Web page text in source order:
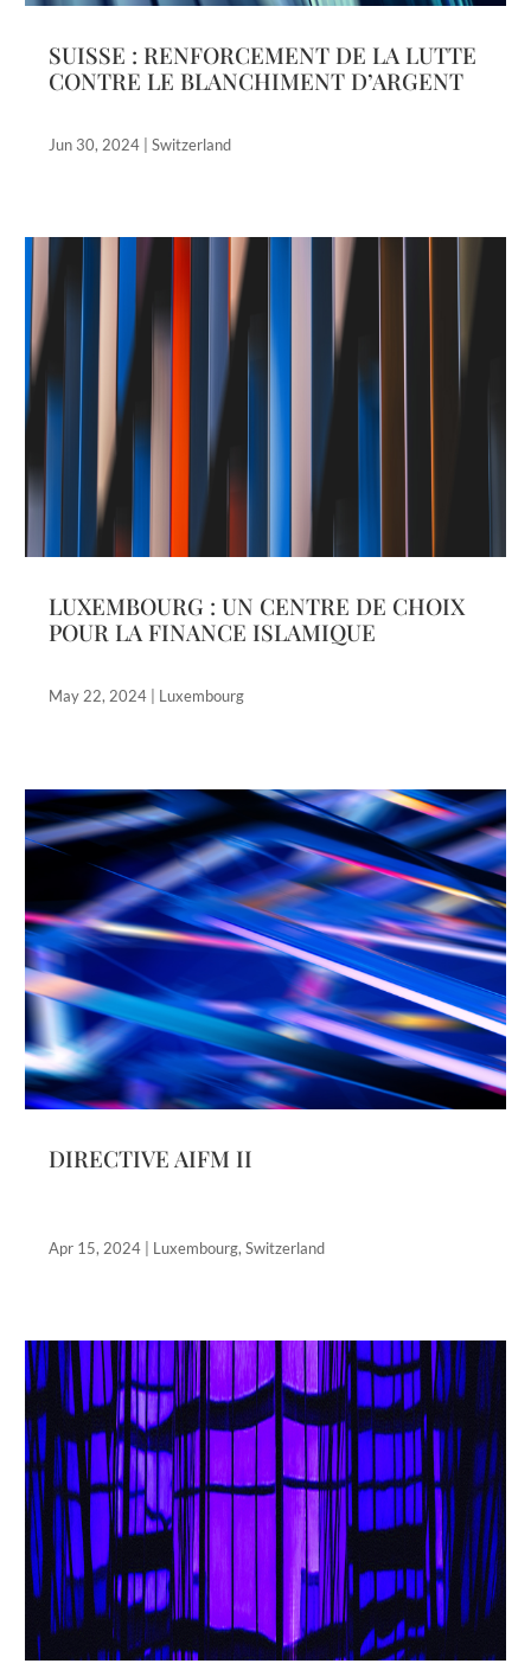
SUISSE : RENFORCEMENT DE LA LUTTE
CONTRE LE BLANCHIMENT D’ARGENT
Jun 30, 2024 |Switzerland
LUXEMBOURG : UN CENTRE DE CHOIX
POUR LA FINANCE ISLAMIQUE
May 22, 2024 Luxembourg
DIRECTIVE AIFM II
Apr 15, 2024 Luxembourg,Switzerland